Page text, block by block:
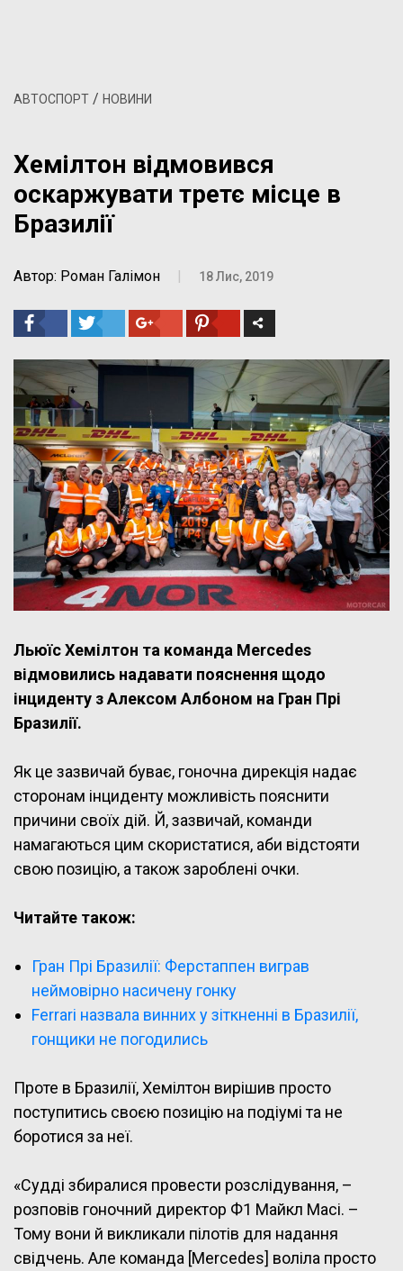
АВТОСПОРТ / НОВИНИ
Хемілтон відмовився
оскаржувати третє місце в
Бразилії
Автор: Роман Галімон | 18 Лис, 2019
Льюїс Хемілтон та команда Mercedes
відмовились надавати пояснення щодо
інциденту з Алексом Албоном на Гран Прі
Бразилії.
Як це зазвичай буває, гоночна дирекція надає
сторонам інциденту можливість пояснити
причини своїх дій. Й, зазвичай, команди
намагаються цим скористатися, аби відстояти
свою позицію, а також зароблені очки.
Читайте також:
Гран Прі Бразилії: Ферстаппен виграв
неймовірно насичену гонку
Ferrari назвала винних у зіткненні в Бразилії,
гонщики не погодились
Проте в Бразилії, Хемілтон вирішив просто
поступитись своєю позицію на подіумі та не
боротися за неї.
«Судді збиралися провести розслідування, –
розповів гоночний директор Ф1 Майкл Масі. –
Тому вони й викликали пілотів для надання
свідчень. Але команда [Mercedes] воліла просто